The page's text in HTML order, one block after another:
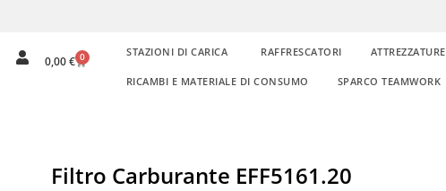
0,00€ 0 STAZIONI DI CARICA RAFFRESCATORI ATTREZZATURE
RICAMBI E MATERIALE DI CONSUMO SPARCO TEAMWORK
Filtro Carburante EFF5161.20